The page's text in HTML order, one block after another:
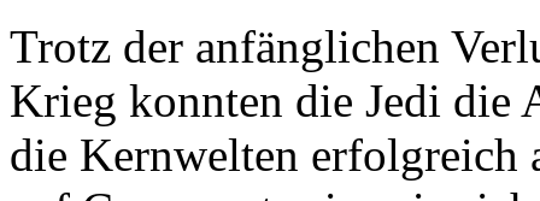
Trotz der anfänglichen
Krieg konnten die Jedi die
die Kernwelten erfolgreich